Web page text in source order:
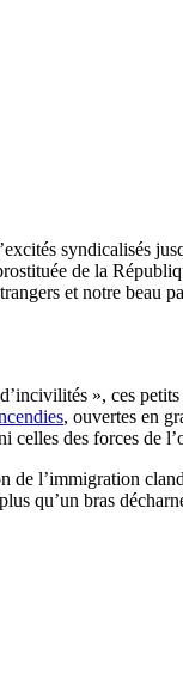
syndicalisés
de la
et notre beau
», ces
, ouvertes en
celles des forces de
de l’immigration
qu’un bras